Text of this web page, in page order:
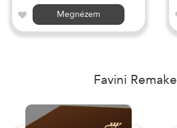
Megnézem
Favini Remake